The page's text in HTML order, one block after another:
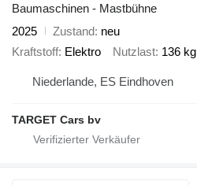
Baumaschinen - Mastbühne
2025
Zustand neu
Kraftstoff Elektro Nutzlast 136 kg
Niederlande, ES Eindhoven
TARGET Cars bv